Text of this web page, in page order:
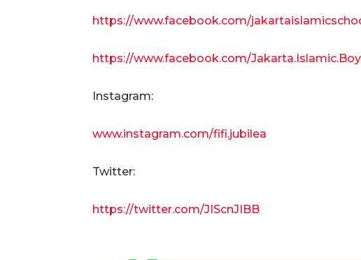
https://www.facebook.com/
https://www.facebook.com/
Instagram:
www.instagram.com/fifi.jubilea
Twitter:
https://twitter.com/JIScnJIBB